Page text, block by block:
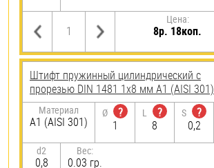
Цена:
8р. 18коп.
Штифт пружинный цилиндрический с
прорезью DIN 1481 1х8 мм А1 (AISI 301)
Материал
А1 (AISI 301)
Ø
?
1
L
?
8
S
?
0,2
d2
0,8
Вес:
0.03 гр.